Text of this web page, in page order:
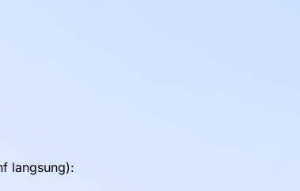
langsung):